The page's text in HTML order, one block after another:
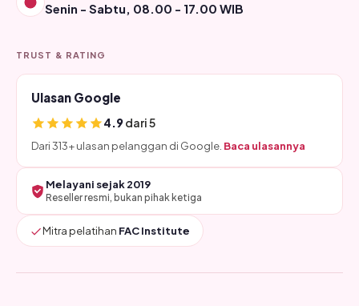
Senin - Sabtu, 08.00 - 17.00 WIB
TRUST & RATING
Ulasan Google
4.9dari 5
Dari 313+ ulasan pelanggan di Google. Baca ulasannya
Melayani sejak 2019
Reseller resmi, bukan pihak ketiga
Mitra pelatihan FAC Institute